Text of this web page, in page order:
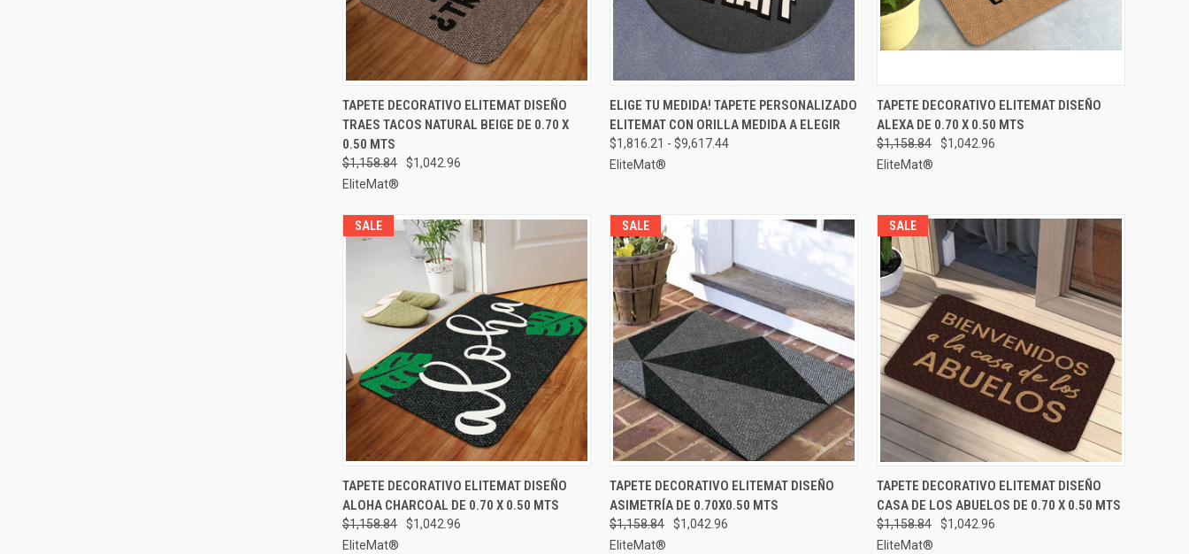
VISTA RÁPIDA
AGREGAR AL
CARRITO
Comparar
TAPETE DECORATIVO ELITEMAT DISEÑO
TRAES TACOS NATURAL BEIGE DE 0.70 X
0.50 MTS
$1,158.84
$1,042.96
EliteMat®
VISTA RÁPIDA ELEGIR OPCIONES
Comparar
ELIGE TU MEDIDA! TAPETE PERSONALIZADO
ELITEMAT CON ORILLA MEDIDA A ELEGIR
$1,816.21 - $9,617.44
EliteMat®
VISTA RÁPIDA ELEGIR OPCIONES
Comparar
TAPETE DECORATIVO ELITEMAT DISEÑO
ALEXA DE 0.70 X 0.50 MTS
$1,158.84
$1,042.96
EliteMat®
SALE
VISTA RÁPIDA
AGREGAR AL
CARRITO
Comparar
TAPETE DECORATIVO ELITEMAT DISEÑO
ALOHA CHARCOAL DE 0.70 X 0.50 MTS
$1,158.84
$1,042.96
EliteMat®
SALE
VISTA RÁPIDA
AGREGAR AL
CARRITO
Comparar
TAPETE DECORATIVO ELITEMAT DISEÑO
ASIMETRÍA DE 0.70X0.50 MTS
$1,158.84
$1,042.96
EliteMat®
SALE
VISTA RÁPIDA ELEGIR OPCIONES
Comparar
TAPETE DECORATIVO ELITEMAT DISEÑO
CASA DE LOS ABUELOS DE 0.70 X 0.50 MTS
$1,158.84
$1,042.96
EliteMat®